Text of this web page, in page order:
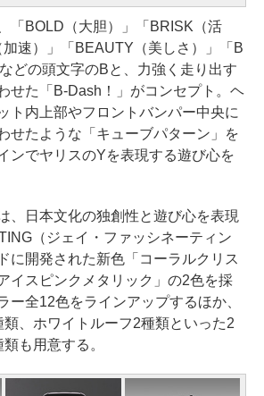
「BOLD（大胆）」「BRISK（活
速）」「BEAUTY（美しさ）」「B
どの頭文字のBと、力強く走り出す
せた「B-Dash！」がコンセプト。ヘ
ト内上部やフロントバンパー中央に
せたような「キューブパターン」を
ンでヤリスのYを表現する遊び心を
、日本文化の独創性と遊び心を表現
（ジェイ・ファッシネーティン
に開発された新色「コーラルクリス
イスピンクメタリック」の2色を採
ー全12色をラインアップするほか、
、ホワイトルーフ2種類といった2
も用意する。